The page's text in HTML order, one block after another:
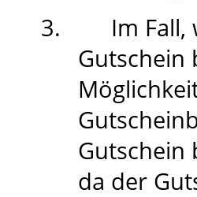
3.
Im
Gutschein
Gutschein
da der